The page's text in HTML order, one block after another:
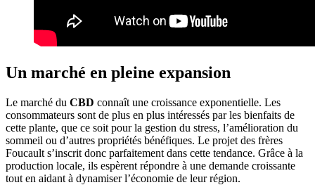
Un marché en pleine expansion
Le marché du CBD connaît une croissance exponentielle. Les
consommateurs sont de plus en plus intéressés par les bienfaits de
cette plante, que ce soit pour la gestion du stress, l’amélioration du
sommeil ou d’autres propriétés bénéfiques. Le projet des frères
Foucault s’inscrit donc parfaitement dans cette tendance. Grâce à la
production locale, ils espèrent répondre à une demande croissante
tout en aidant à dynamiser l’économie de leur région.